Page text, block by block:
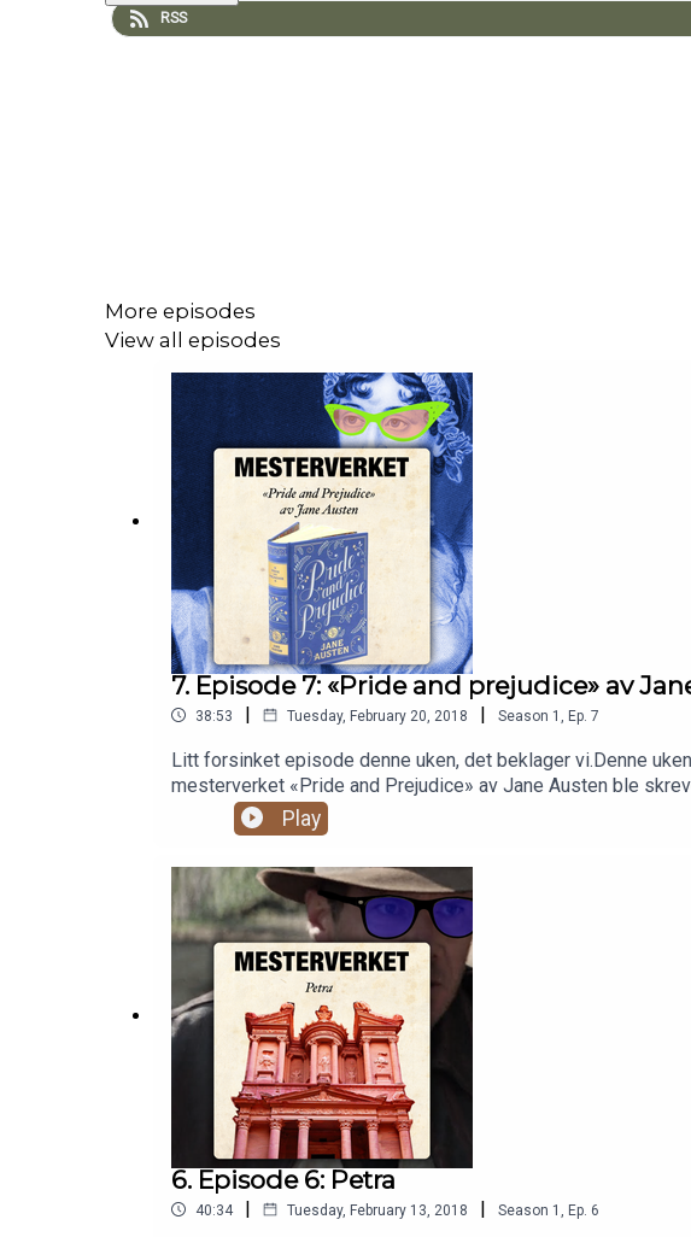
RSS
More episodes
View all episodes
7. Episode 7: «Pride and prejudice» av
38:53 | Tuesday, February 20, 2018 | Season 1 Ep. 7
Litt forsinket episode denne uken, det beklager vi.Denne
mesterverket «Pride and Prejudice» av Jane Austen ble
på starten av 1800-tallet.
Play
6. Episode 6: Petra
40:34 | Tuesday, February 13, 2018 | Season 1 Ep. 6